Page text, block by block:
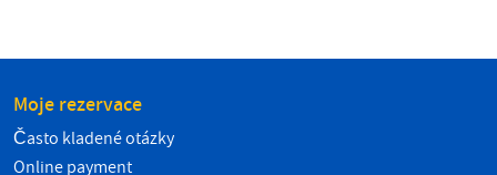
Moje rezervace
Často kladené otázky
Online payment